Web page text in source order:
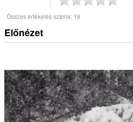
Összes értékelés száma: 19
Előnézet